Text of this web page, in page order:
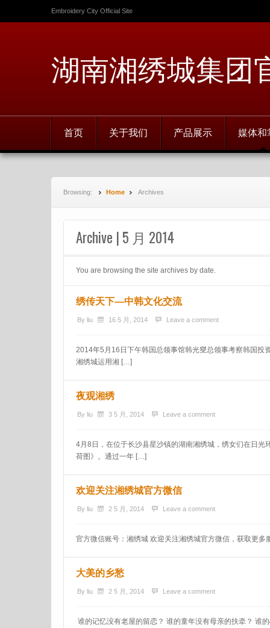
Embroidery City Official Site
湖南湘绣城集团
首页 关于我们 产品展示 媒体和
Browsing: Home Archives
Archive | 5 月 2014
You are browsing the site archives by date.
绣传天下—中韩文化交流
By liu 16 5 月, 2014 Leave a comment
2014年5月16日下午韩国总领事馆韩光燮总领事考察韩国投
湘绣城运用湘 […]
夜观湘绣
By liu 3 5 月, 2014 Leave a comment
4月8日，在位于长沙县星沙镇的湖南湘绣城，绣女们在日光
荷图》。通过一年 […]
欢迎关注湘绣城官方微信
By liu 2 5 月, 2014 Leave a comment
官方微信账号：湘绣城 欢迎关注湘绣城官方微信，获取更多
大美的乡愁
By liu 2 5 月, 2014 Leave a comment
谁的记忆没有老屋的留恋？ 谁的童年没有母亲的扶牵？ 谁